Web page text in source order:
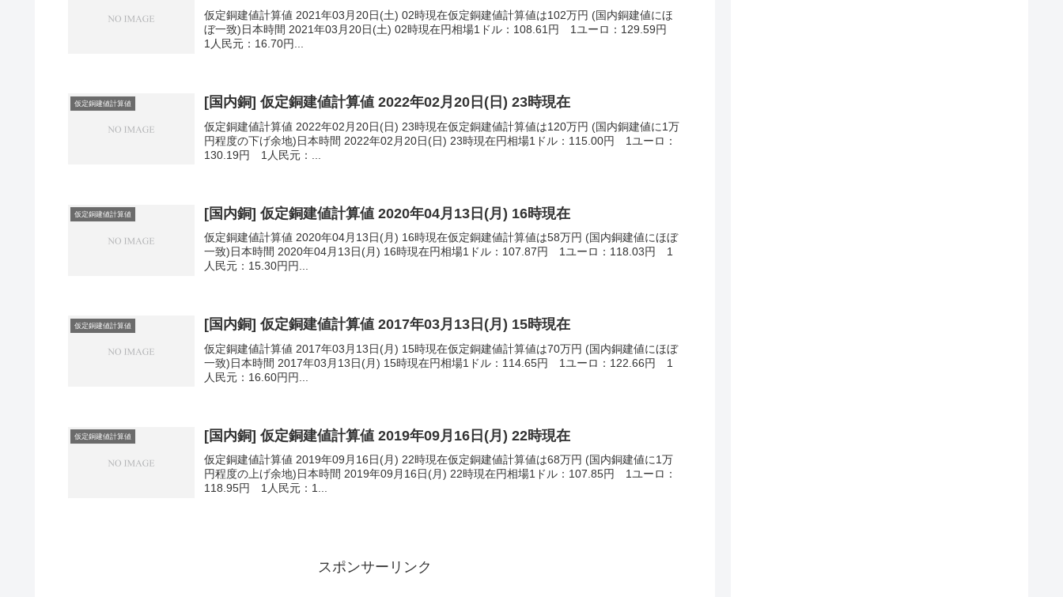
仮定銅建値計算値 2021年03月20日(土) 02時現在仮定銅建値計算値は102万円 (国内銅建値にほ
ぼ一致)日本時間 2021年03月20日(土) 02時現在円相場1ドル：108.61円 1ユーロ：129.59円
1人民元：16.70円...
仮定銅建値計算値 [国内銅] 仮定銅建値計算値 2022年02月20日(日) 23時現在
仮定銅建値計算値 2022年02月20日(日) 23時現在仮定銅建値計算値は120万円 (国内銅建値に1万
円程度の下げ余地)日本時間 2022年02月20日(日) 23時現在円相場1ドル：115.00円 1ユーロ：
130.19円 1人民元：...
仮定銅建値計算値 [国内銅] 仮定銅建値計算値 2020年04月13日(月) 16時現在
仮定銅建値計算値 2020年04月13日(月) 16時現在仮定銅建値計算値は58万円 (国内銅建値にほぼ
一致)日本時間 2020年04月13日(月) 16時現在円相場1ドル：107.87円 1ユーロ：118.03円 1
人民元：15.30円円...
仮定銅建値計算値 [国内銅] 仮定銅建値計算値 2017年03月13日(月) 15時現在
仮定銅建値計算値 2017年03月13日(月) 15時現在仮定銅建値計算値は70万円 (国内銅建値にほぼ
一致)日本時間 2017年03月13日(月) 15時現在円相場1ドル：114.65円 1ユーロ：122.66円 1
人民元：16.60円円...
仮定銅建値計算値 [国内銅] 仮定銅建値計算値 2019年09月16日(月) 22時現在
仮定銅建値計算値 2019年09月16日(月) 22時現在仮定銅建値計算値は68万円 (国内銅建値に1万
円程度の上げ余地)日本時間 2019年09月16日(月) 22時現在円相場1ドル：107.85円 1ユーロ：
118.95円 1人民元：1...
スポンサーリンク